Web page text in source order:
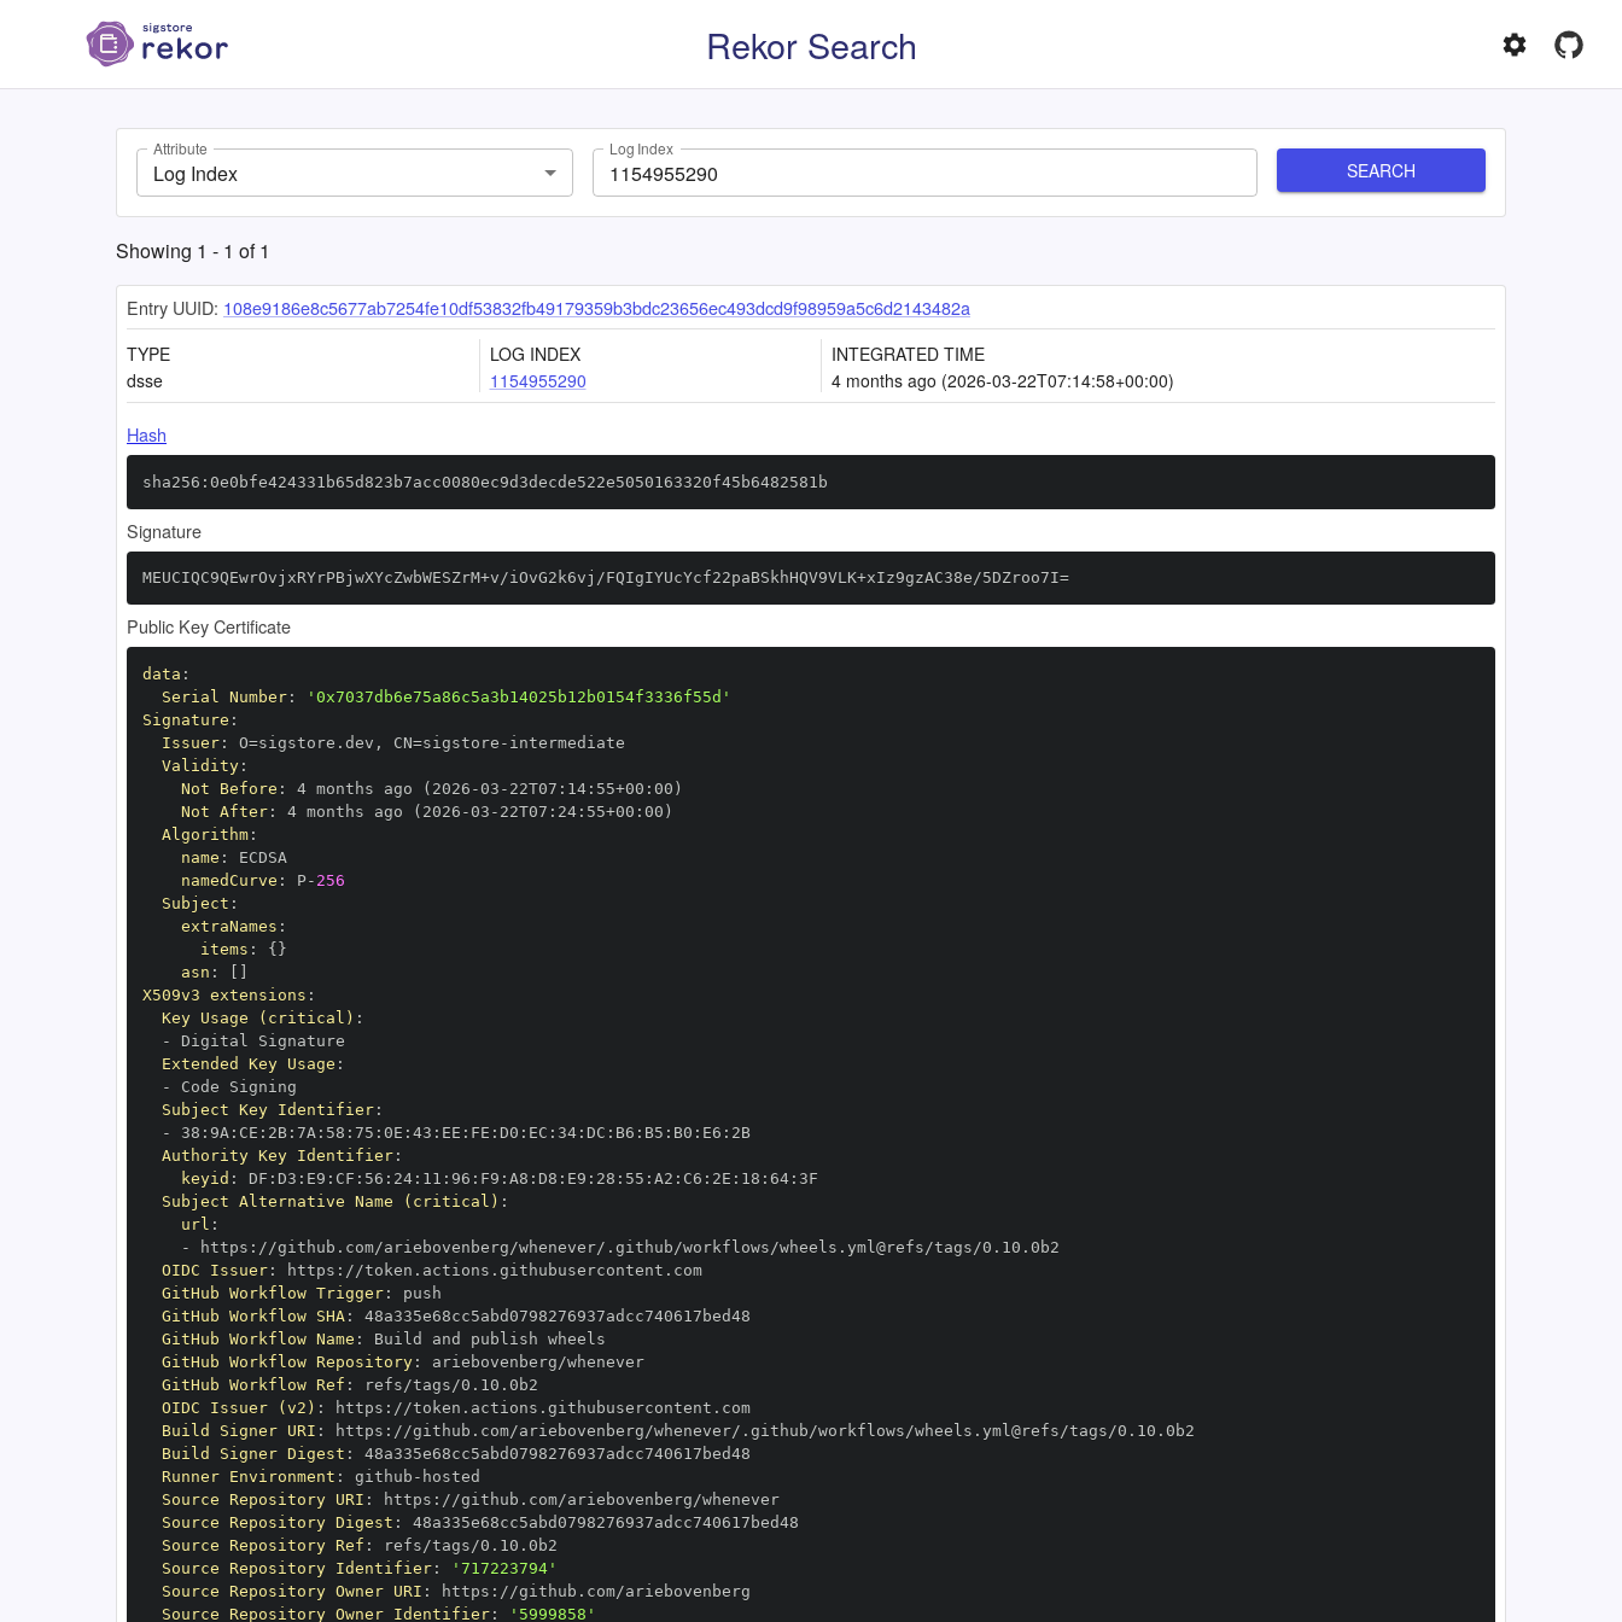
Rekor Search
Attribute
Log Index
Log Index
SEARCH
Showing 1 - 1 of1
Entry UUID: 108e9186e8c5677ab7254fe10df53832fb49179359b3bdc23656ec493dcd9f98959a5c6d2143482a
TYPE
dsse
LOG INDEX
1154955290
INTEGRATED TIME
4 months ago (2026-03-22T07:14:58+00:00)
Hash
sha256:0e0bfe424331b65d823b7acc0080ec9d3decde522e5050163320f45b6482581b
Signature
MEUCIQC9QEwrOvjxRYrPBjwXYcZwbWESZrM+v/iOvG2k6vj/FQIgIYUcYcf22paBSkhHQV9VLK+xIz9gzAC38e/5DZroo7I=
Public Key Certificate
data :
Serial Number:
'0x7037db6e75a86c5a3b14025b12b0154f3336f55d'
Signature :
Issuer: O=sigstore.dev , CN=sigstore -
Validity:
Not Before : 4 months ago (2026 -03 - 22T07 : 14: 55+00 :
Not After: 4 months ago (2026 -03 - 22T07 : 24: 55+00 :
Algorithm:
name :
namedCurve : P- 256
Subject :
extraNames :
items : { }
asn :
X509v3 extensions :
Key Usage (critical) :
-
Extended Key Usage :
-
Subject Key Identifier:
-
38 : 9A : CE : 2B: 7A : 58 : 75 : 0E : 43 : EE : FE : D0 : EC : 34: DC : B6 : B5 : B0 : E6 :
2B
Authority Key Identifier:
keyid : DF : D3 : E9 : CF : 56 : 24: 11 : 96 : F9 : A8 : D8 : E9 : 28 : 55 : A2 : C6 : 2E : 18 : 64:
Subject Alternative Name (critical) :
url :
-
https :
OIDC Issuer: https :
//token.actions.githubusercontent.com
GitHub Workflow Trigger:
GitHub Workflow SHA:
GitHub Workflow Name :
GitHub Workflow Repository:
ariebovenberg/whenever
GitHub Workflow Ref :
OIDC Issuer (v2) : https :
//token.actions.githubusercontent.com
Build Signer URI : https :
Build Signer Digest :
Runner Environment : github -
Source Repository URI : https :
//github.com/ariebovenberg/whenever
Source Repository Digest :
Source Repository Ref :
Source Repository Identifier:
'717223794'
Source Repository Owner URI : https :
Source Repository Owner Identifier: '5999858'